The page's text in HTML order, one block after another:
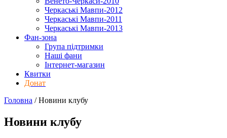
Черкаські Мавпи-2012
Черкаські Мавпи-2011
Черкаські Мавпи-2013
Фан-зона
Група підтримки
Наші фани
Інтернет-магазин
Квитки
Донат
Головна /Новини клубу
Новини клубу